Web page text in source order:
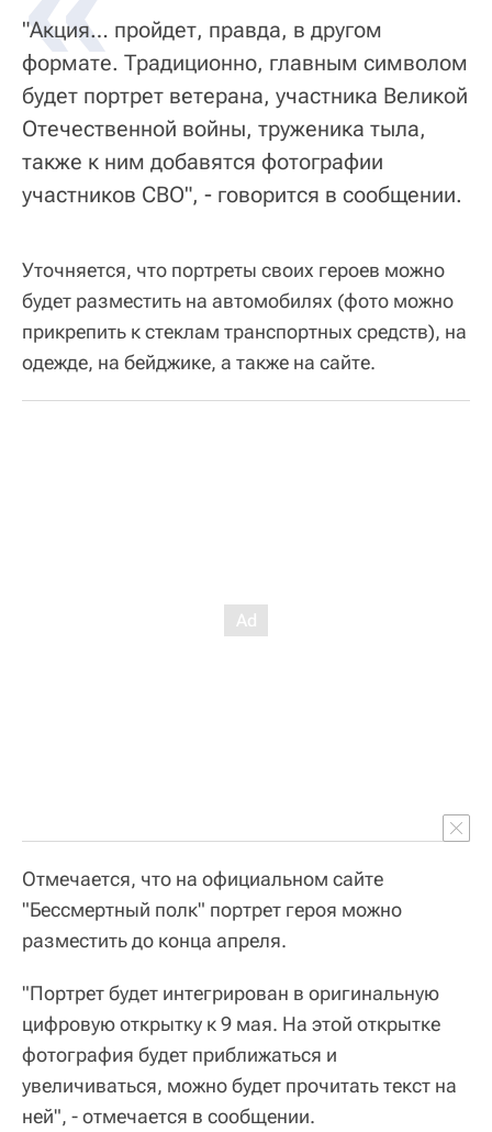
"Акция… пройдет, правда, в другом
формате. Традиционно, главным символом
будет портрет ветерана, участника Великой
Отечественной войны, труженика тыла,
также к ним добавятся фотографии
участников СВО", - говорится в сообщении.
Уточняется, что портреты своих героев можно
будет разместить на автомобилях (фото можно
прикрепить к стеклам транспортных средств), на
одежде, на бейджике, а также на сайте.
Отмечается, что на официальном сайте
"Бессмертный полк" портрет героя можно
разместить до конца апреля.
"Портрет будет интегрирован в оригинальную
цифровую открытку к 9 мая. На этой открытке
фотография будет приближаться и
увеличиваться, можно будет прочитать текст на
ней", - отмечается в сообщении.